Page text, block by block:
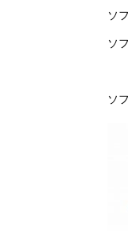
ソ
ソ
ソ